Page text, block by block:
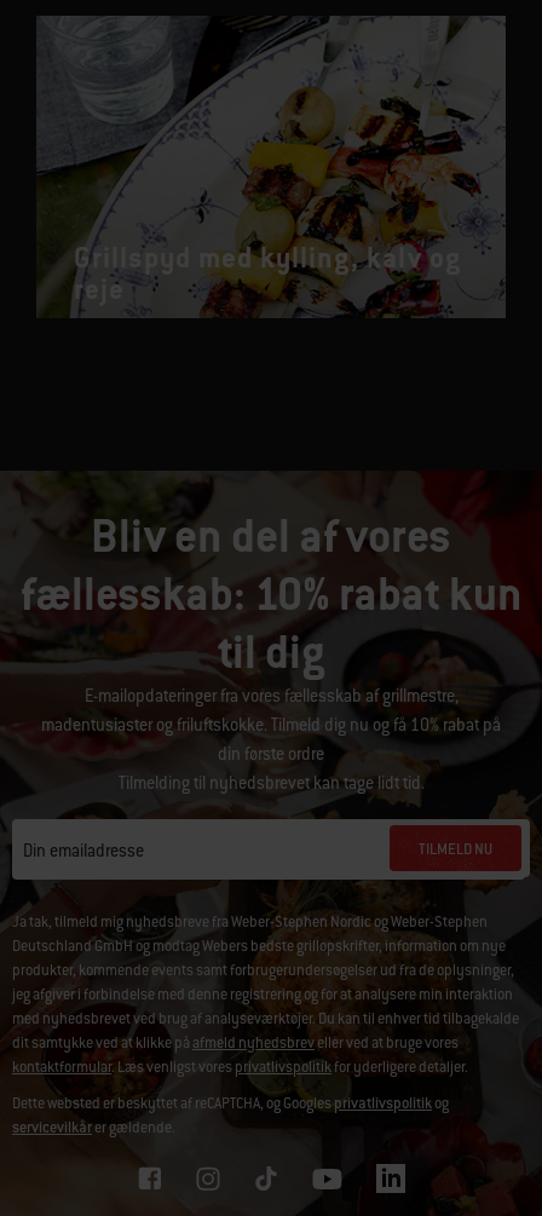
Grillspyd med kylling, kalv og
reje
Bliv en del af vores
fællesskab: 10% rabat kun
til dig
E-mailopdateringer fra vores fællesskab af grillmestre,
madentusiaster og friluftskokke. Tilmeld dig nu og få 10% rabat på
din første ordre
Tilmelding til nyhedsbrevet kan tage lidt tid.
Din emailadresse TILMELD NU
Ja tak, tilmeld mig nyhedsbreve fra Weber-Stephen Nordic og Weber-Stephen
Deutschland GmbH og modtag Webers bedste grillopskrifter, information om nye
produkter, kommende events samt forbrugerundersøgelser ud fra de oplysninger,
jeg afgiver i forbindelse med denne registrering og for at analysere min interaktion
med nyhedsbrevet ved brug af analyseværktøjer. Du kan til enhver tid tilbagekalde
dit samtykke ved at klikke på afmeld nyhedsbreveller ved at bruge vores
kontaktformular. Læs venligst voresprivatlivspolitikfor yderligere detaljer.
Dette websted er beskyttet af reCAPTCHA, og Googlesprivatlivspolitikog
servicevilkårer gældende.